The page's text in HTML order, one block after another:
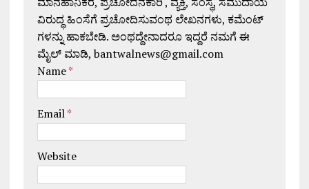
ವಿರುದ್ಧ ಹಿಂಸೆಗೆ ಪ್ರಚೋದಿಸುವಂಥ ಲೇಖನಗಳು, ಕಮೆಂಟ್
ಗಳನ್ನು ಹಾಕಬೇಡಿ. ಅಂಥದ್ದೇನಾದರೂ ಇದ್ದರೆ ನಮಗೆ ಈ
ಮೈಲ್ ಮಾಡಿ, bantwalnews@gmail.com
Name*
Email*
Website